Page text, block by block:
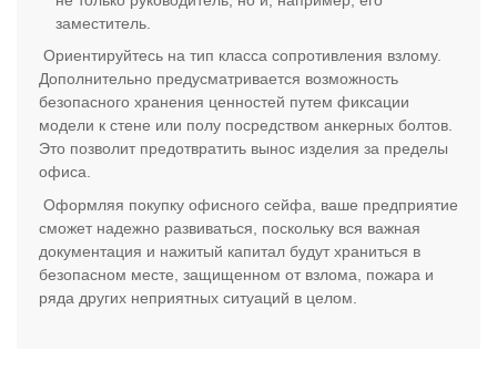
заместитель.
Ориентируйтесь на тип класса сопротивления взлому.
Дополнительно предусматривается возможность
безопасного хранения ценностей путем фиксации
модели к стене или полу посредством анкерных болтов.
Это позволит предотвратить вынос изделия за пределы
офиса.
Оформляя покупку офисного сейфа, ваше предприятие
сможет надежно развиваться, поскольку вся важная
документация и нажитый капитал будут храниться в
безопасном месте, защищенном от взлома, пожара и
ряда других неприятных ситуаций в целом.